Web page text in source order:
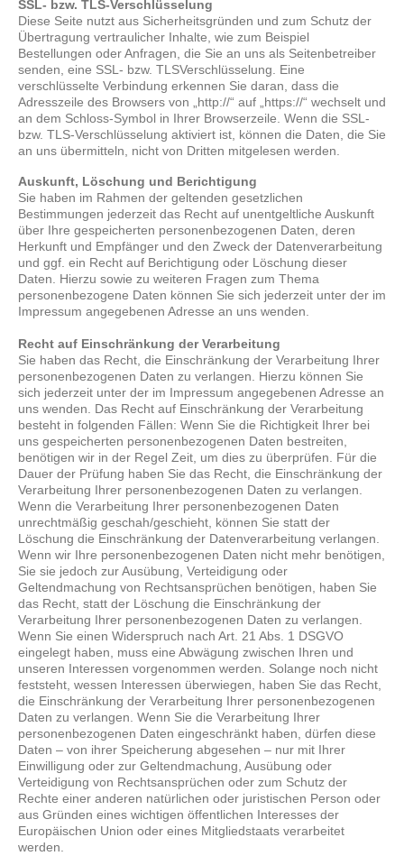
SSL- bzw. TLS-Verschlüsselung
Diese Seite nutzt aus Sicherheitsgründen und zum Schutz der
Übertragung vertraulicher Inhalte, wie zum Beispiel
Bestellungen oder Anfragen, die Sie an uns als Seitenbetreiber
senden, eine SSL- bzw. TLSVerschlüsselung. Eine
verschlüsselte Verbindung erkennen Sie daran, dass die
Adresszeile des Browsers von „http://“ auf „https://“ wechselt und
an dem Schloss-Symbol in Ihrer Browserzeile. Wenn die SSL-
bzw. TLS-Verschlüsselung aktiviert ist, können die Daten, die Sie
an uns übermitteln, nicht von Dritten mitgelesen werden.
Auskunft, Löschung und Berichtigung
Sie haben im Rahmen der geltenden gesetzlichen
Bestimmungen jederzeit das Recht auf unentgeltliche Auskunft
über Ihre gespeicherten personenbezogenen Daten, deren
Herkunft und Empfänger und den Zweck der Datenverarbeitung
und ggf. ein Recht auf Berichtigung oder Löschung dieser
Daten. Hierzu sowie zu weiteren Fragen zum Thema
personenbezogene Daten können Sie sich jederzeit unter der im
Impressum angegebenen Adresse an uns wenden.
Recht auf Einschränkung der Verarbeitung
Sie haben das Recht, die Einschränkung der Verarbeitung Ihrer
personenbezogenen Daten zu verlangen. Hierzu können Sie
sich jederzeit unter der im Impressum angegebenen Adresse an
uns wenden. Das Recht auf Einschränkung der Verarbeitung
besteht in folgenden Fällen: Wenn Sie die Richtigkeit Ihrer bei
uns gespeicherten personenbezogenen Daten bestreiten,
benötigen wir in der Regel Zeit, um dies zu überprüfen. Für die
Dauer der Prüfung haben Sie das Recht, die Einschränkung der
Verarbeitung Ihrer personenbezogenen Daten zu verlangen.
Wenn die Verarbeitung Ihrer personenbezogenen Daten
unrechtmäßig geschah/geschieht, können Sie statt der
Löschung die Einschränkung der Datenverarbeitung verlangen.
Wenn wir Ihre personenbezogenen Daten nicht mehr benötigen,
Sie sie jedoch zur Ausübung, Verteidigung oder
Geltendmachung von Rechtsansprüchen benötigen, haben Sie
das Recht, statt der Löschung die Einschränkung der
Verarbeitung Ihrer personenbezogenen Daten zu verlangen.
Wenn Sie einen Widerspruch nach Art. 21 Abs. 1 DSGVO
eingelegt haben, muss eine Abwägung zwischen Ihren und
unseren Interessen vorgenommen werden. Solange noch nicht
feststeht, wessen Interessen überwiegen, haben Sie das Recht,
die Einschränkung der Verarbeitung Ihrer personenbezogenen
Daten zu verlangen. Wenn Sie die Verarbeitung Ihrer
personenbezogenen Daten eingeschränkt haben, dürfen diese
Daten – von ihrer Speicherung abgesehen – nur mit Ihrer
Einwilligung oder zur Geltendmachung, Ausübung oder
Verteidigung von Rechtsansprüchen oder zum Schutz der
Rechte einer anderen natürlichen oder juristischen Person oder
aus Gründen eines wichtigen öffentlichen Interesses der
Europäischen Union oder eines Mitgliedstaats verarbeitet
werden.